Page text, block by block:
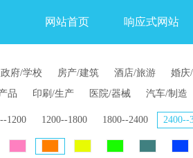
网站首页 响应式网站
政府/学校 房产/建筑 酒店/旅游 婚庆
品 印刷/生产 医院/器械 汽车/制造
1200 1200--1800 1800--2400 2400--